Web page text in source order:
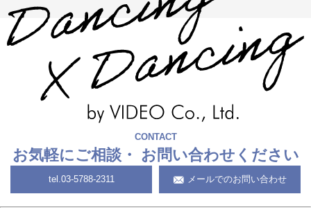
CONTACT
お気軽にご相談・ お問い合わせください
tel. 03-5788-2311 メールでのお問い合わせ